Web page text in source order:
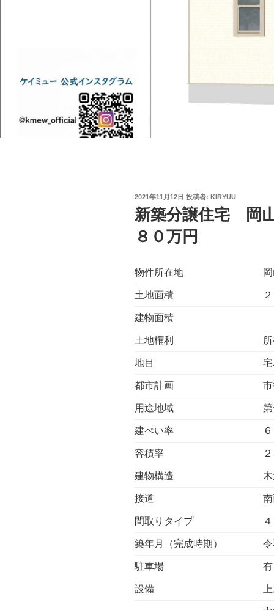
投
稿
日:
2021年11月12日 投稿者: KIRYUU
新築分譲住宅 岡
８０万円
物件所在地
土地面積
建物面積
土地権利
地目
都市計画
用途地域
建ぺい率
容積率
建物構造
接道
間取りタイプ
築年月（完成時期）
駐車場
設備